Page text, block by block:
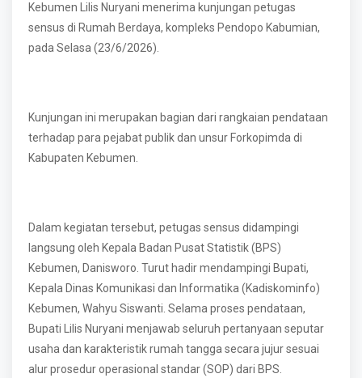
Kebumen Lilis Nuryani menerima kunjungan petugas
sensus di Rumah Berdaya, kompleks Pendopo Kabumian,
pada Selasa (23/6/2026).
Kunjungan ini merupakan bagian dari rangkaian pendataan
terhadap para pejabat publik dan unsur Forkopimda di
Kabupaten Kebumen.
Dalam kegiatan tersebut, petugas sensus didampingi
langsung oleh Kepala Badan Pusat Statistik (BPS)
Kebumen, Danisworo. Turut hadir mendampingi Bupati,
Kepala Dinas Komunikasi dan Informatika (Kadiskominfo)
Kebumen, Wahyu Siswanti. Selama proses pendataan,
Bupati Lilis Nuryani menjawab seluruh pertanyaan seputar
usaha dan karakteristik rumah tangga secara jujur sesuai
alur prosedur operasional standar (SOP) dari BPS.